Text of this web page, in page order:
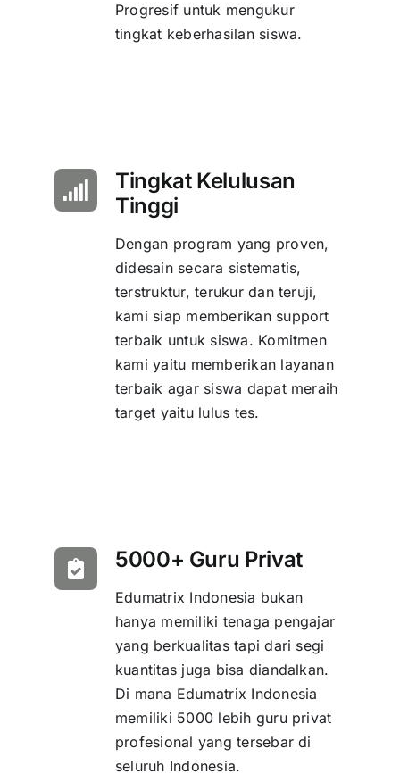
Progresif untuk mengukur
tingkat keberhasilan siswa.
Tingkat Kelulusan
Tinggi
Dengan program yang proven,
didesain secara sistematis,
terstruktur, terukur dan teruji,
kami siap memberikan support
terbaik untuk siswa. Komitmen
kami yaitu memberikan layanan
terbaik agar siswa dapat meraih
target yaitu lulus tes.
5000+ Guru Privat
Edumatrix Indonesia bukan
hanya memiliki tenaga pengajar
yang berkualitas tapi dari segi
kuantitas juga bisa diandalkan.
Di mana Edumatrix Indonesia
memiliki 5000 lebih guru privat
profesional yang tersebar di
seluruh Indonesia.